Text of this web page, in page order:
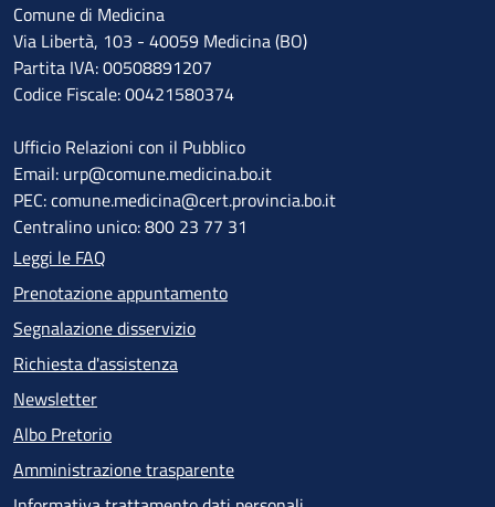
Comune di Medicina
Via Libertà, 103 - 40059 Medicina (BO)
Partita IVA: 00508891207
Codice Fiscale: 00421580374
Ufficio Relazioni con il Pubblico
Email: urp@comune.medicina.bo.it
PEC: comune.medicina@cert.provincia.bo.it
Centralino unico: 800 23 77 31
Leggi le FAQ
Prenotazione appuntamento
Segnalazione disservizio
Richiesta d'assistenza
Newsletter
Albo Pretorio
Amministrazione trasparente